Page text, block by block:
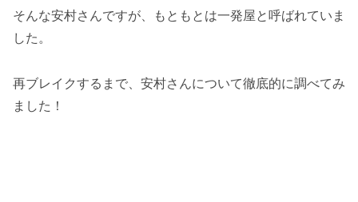
そんな安村さんですが、もともとは一発屋と呼ばれていま
した。
再ブレイクするまで、安村さんについて徹底的に調べてみ
ました！